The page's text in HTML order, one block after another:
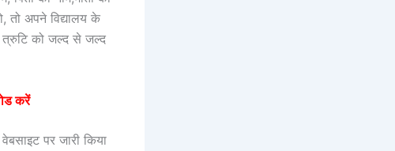
तो अपने विद्यालय के
त्रुटि को जल्द से जल्द
करें
पर जारी किया